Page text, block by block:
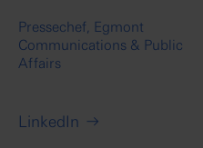
Pressechef, Egmont
Communications & Public
Affairs
LinkedIn